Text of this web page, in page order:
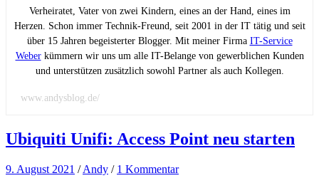
Verheiratet, Vater von zwei Kindern, eines an der Hand, eines im
Herzen. Schon immer Technik-Freund, seit 2001 in der IT tätig und seit
über 15 Jahren begeisterter Blogger. Mit meiner Firma IT-Service
Weberkümmern wir uns um alle IT-Belange von gewerblichen Kunden
und unterstützen zusätzlich sowohl Partner als auch Kollegen.
www.andysblog.de/
Ubiquiti Unifi: Access Point neu starten
9. August 2021 /Andy / 1 Kommentar